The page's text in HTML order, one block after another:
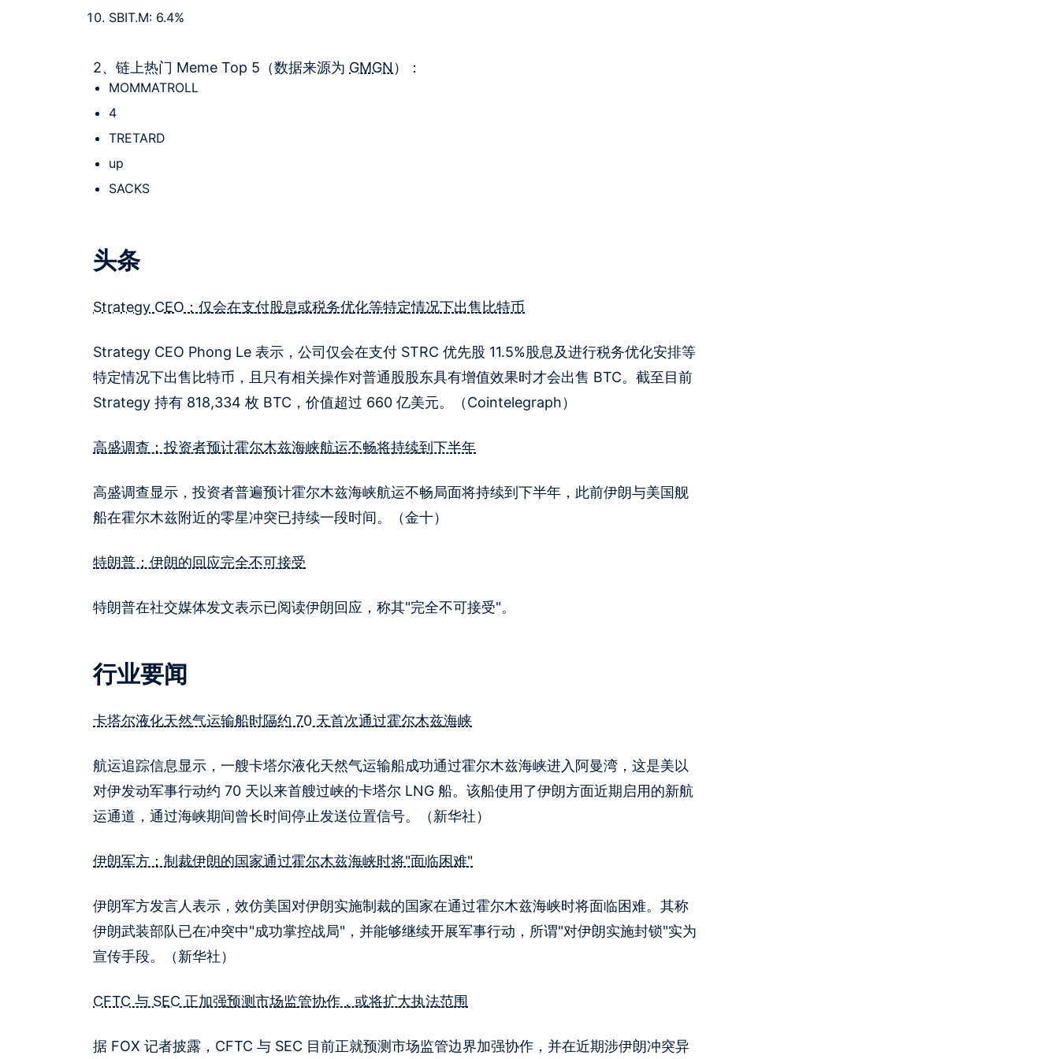
SBIT.M: 6.4%
2、链上热门 Meme Top 5（数据来源为 GMGN ）：
MOMMATROLL
4
TRETARD
up
SACKS
头条
Strategy CEO：仅会在支付股息或税务优化等特定情况下出售比特币
Strategy CEO Phong Le 表示，公司仅会在支付 STRC 优先股 11.5%股息及进行税务优化安排等
特定情况下出售比特币，且只有相关操作对普通股股东具有增值效果时才会出售 BTC。截至目前
Strategy 持有 818,334 枚 BTC，价值超过 660 亿美元。（Cointelegraph）
高盛调查：投资者预计霍尔木兹海峡航运不畅将持续到下半年
高盛调查显示，投资者普遍预计霍尔木兹海峡航运不畅局面将持续到下半年，此前伊朗与美国舰
船在霍尔木兹附近的零星冲突已持续一段时间。（金十）
特朗普：伊朗的回应完全不可接受
特朗普在社交媒体发文表示已阅读伊朗回应，称其"完全不可接受"。
行业要闻
卡塔尔液化天然气运输船时隔约 70 天首次通过霍尔木兹海峡
航运追踪信息显示，一艘卡塔尔液化天然气运输船成功通过霍尔木兹海峡进入阿曼湾，这是美以
对伊发动军事行动约 70 天以来首艘过峡的卡塔尔 LNG 船。该船使用了伊朗方面近期启用的新航
运通道，通过海峡期间曾长时间停止发送位置信号。（新华社）
伊朗军方：制裁伊朗的国家通过霍尔木兹海峡时将"面临困难"
伊朗军方发言人表示，效仿美国对伊朗实施制裁的国家在通过霍尔木兹海峡时将面临困难。其称
伊朗武装部队已在冲突中"成功掌控战局"，并能够继续开展军事行动，所谓"对伊朗实施封锁"实为
宣传手段。（新华社）
CFTC 与 SEC 正加强预测市场监管协作，或将扩大执法范围
据 FOX 记者披露，CFTC 与 SEC 目前正就预测市场监管边界加强协作，并在近期涉伊朗冲突异